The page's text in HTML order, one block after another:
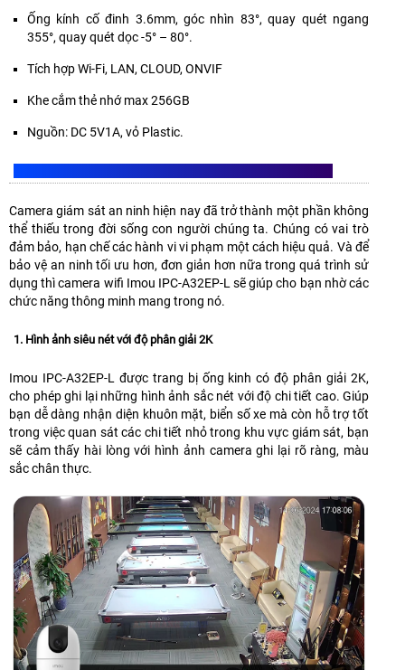
Ống kính cố đinh 3.6mm, góc nhìn 83°, quay quét ngang
355°, quay quét dọc -5° – 80°.
Tích hợp Wi-Fi, LAN, CLOUD, ONVIF
Khe cắm thẻ nhớ max 256GB
Nguồn: DC 5V1A, vỏ Plastic.
Camera giám sát an ninh hiện nay đã trở thành một phần không
thể thiếu trong đời sống con người chúng ta. Chúng có vai trò
đảm bảo, hạn chế các hành vi vi phạm một cách hiệu quả. Và để
bảo vệ an ninh tối ưu hơn, đơn giản hơn nữa trong quá trình sử
dụng thì camera wifi Imou IPC-A32EP-L sẽ giúp cho bạn nhờ các
chức năng thông minh mang trong nó.
1. Hình ảnh siêu nét với độ phân giải 2K
Imou IPC-A32EP-L được trang bị ống kinh có độ phân giải 2K,
cho phép ghi lại những hình ảnh sắc nét với độ chi tiết cao. Giúp
bạn dễ dàng nhận diện khuôn mặt, biển số xe mà còn hỗ trợ tốt
trong việc quan sát các chi tiết nhỏ trong khu vực giám sát, bạn
sẽ cảm thấy hài lòng với hình ảnh camera ghi lại rõ ràng, màu
sắc chân thực.